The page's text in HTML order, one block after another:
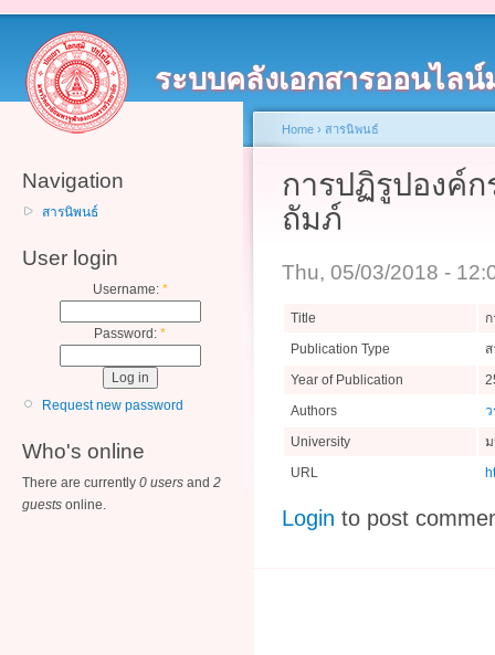
ระบบคลังเอกสารออนไล
Navigation
สารนิพนธ์
User login
Username: *
Password: *
Request new password
Who's online
There are currently 0 users and 2
guests online.
Home › สารนิพนธ์
การปฏิรูปองค์
ถัมภ์
Thu, 05/03/2018 -
Title
Publication Type
Year of Publication
Authors
University
URL
Login to post